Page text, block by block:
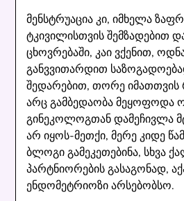
მენსტრუაცია კი, იმხელა
ტკივილისთვის შემზადებით
ცხოვრებაში, კაი ვქენით,
განვვითარდით
შედარებით, თორე იმათთვის
არც გამბედაობა მეყოფოდა
გინეკოლოგთან დამეჩივლა
არ იყოს-მეთქი, მერე კიდე
ბლოგი გამეკეთებინა, სხვა
პარტნიორების გასაგონად,
ენდომეტრიოზი არსებობსო.